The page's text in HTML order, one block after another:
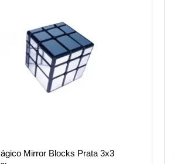
Mirror Blocks Prata 3x3